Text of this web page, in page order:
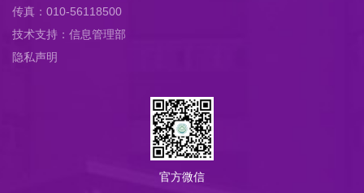
传真：010-56118500
技术支持：信息管理部
隐私声明
官方微信